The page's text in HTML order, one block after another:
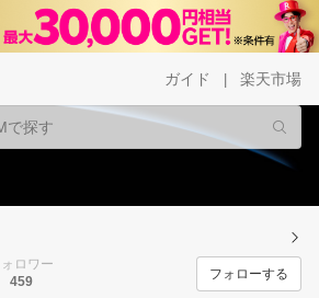
ガイド 楽天市場
ロワー
459
フォローする